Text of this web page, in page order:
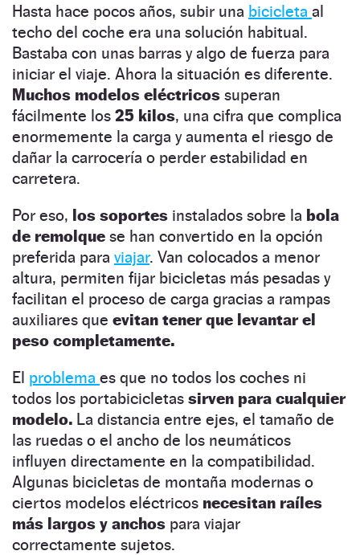
Hasta hace pocos años, subir una bicicleta al
techo del coche era una solución habitual.
Bastaba con unas barras y algo de fuerza para
iniciar el viaje. Ahora la situación es diferente.
Muchos modelos eléctricos superan
fácilmente los 25 kilos, una cifra que complica
enormemente la carga y aumenta el riesgo de
dañar la carrocería o perder estabilidad en
carretera.
Por eso, los soportes instalados sobre la bola
de remolque se han convertido en la opción
preferida para viajar. Van colocados a menor
altura, permiten fijar bicicletas más pesadas y
facilitan el proceso de carga gracias a rampas
auxiliares que evitan tener que levantar el
peso completamente.
El problema es que no todos los coches ni
todos los portabicicletas sirven para cualquier
modelo. La distancia entre ejes, el tamaño de
las ruedas o el ancho de los neumáticos
influyen directamente en la compatibilidad.
Algunas bicicletas de montaña modernas o
ciertos modelos eléctricos necesitan raíles
más largos y anchos para viajar
correctamente sujetos.